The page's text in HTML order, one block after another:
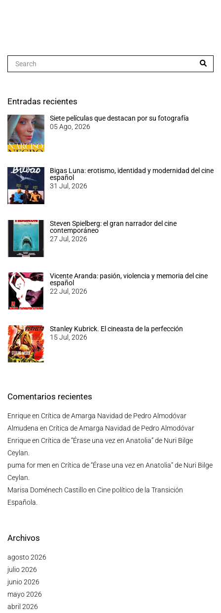
Entradas recientes
Siete películas que destacan por su fotografía
05 Ago, 2026
Bigas Luna: erotismo, identidad y modernidad del cine
español
31 Jul, 2026
Steven Spielberg: el gran narrador del cine
contemporáneo
27 Jul, 2026
Vicente Aranda: pasión, violencia y memoria del cine
español
22 Jul, 2026
Stanley Kubrick. El cineasta de la perfección
15 Jul, 2026
Comentarios recientes
Enriqueen Crítica de Amarga Navidad de Pedro Almodóvar
Almudena en Crítica de Amarga Navidad de Pedro Almodóvar
Enriqueen Crítica de “Érase una vez en Anatolia” de Nuri Bilge
Ceylan.
puma for men en Crítica de “Érase una vez en Anatolia” de Nuri Bilge
Ceylan.
Marisa Doménech Castilloen Cine político de la Transición
Española.
Archivos
agosto 2026
julio 2026
junio 2026
mayo 2026
abril 2026